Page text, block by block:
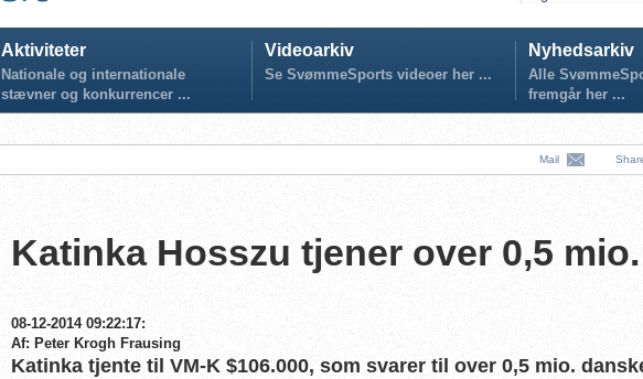
Aktiviteter
Nationale og internationale
stævner og konkurrencer ...
Videoarkiv
Se SvømmeSports videoer her ...
Nyhedsarkiv
Alle
fremgår her ...
Mail
Katinka Hosszu tjener over 0,5
08-12-2014 09:22:17:
Af: Peter Krogh Frausing
Katinka tjente til VM-K $106.000, som svarer til over 0,5 mio.